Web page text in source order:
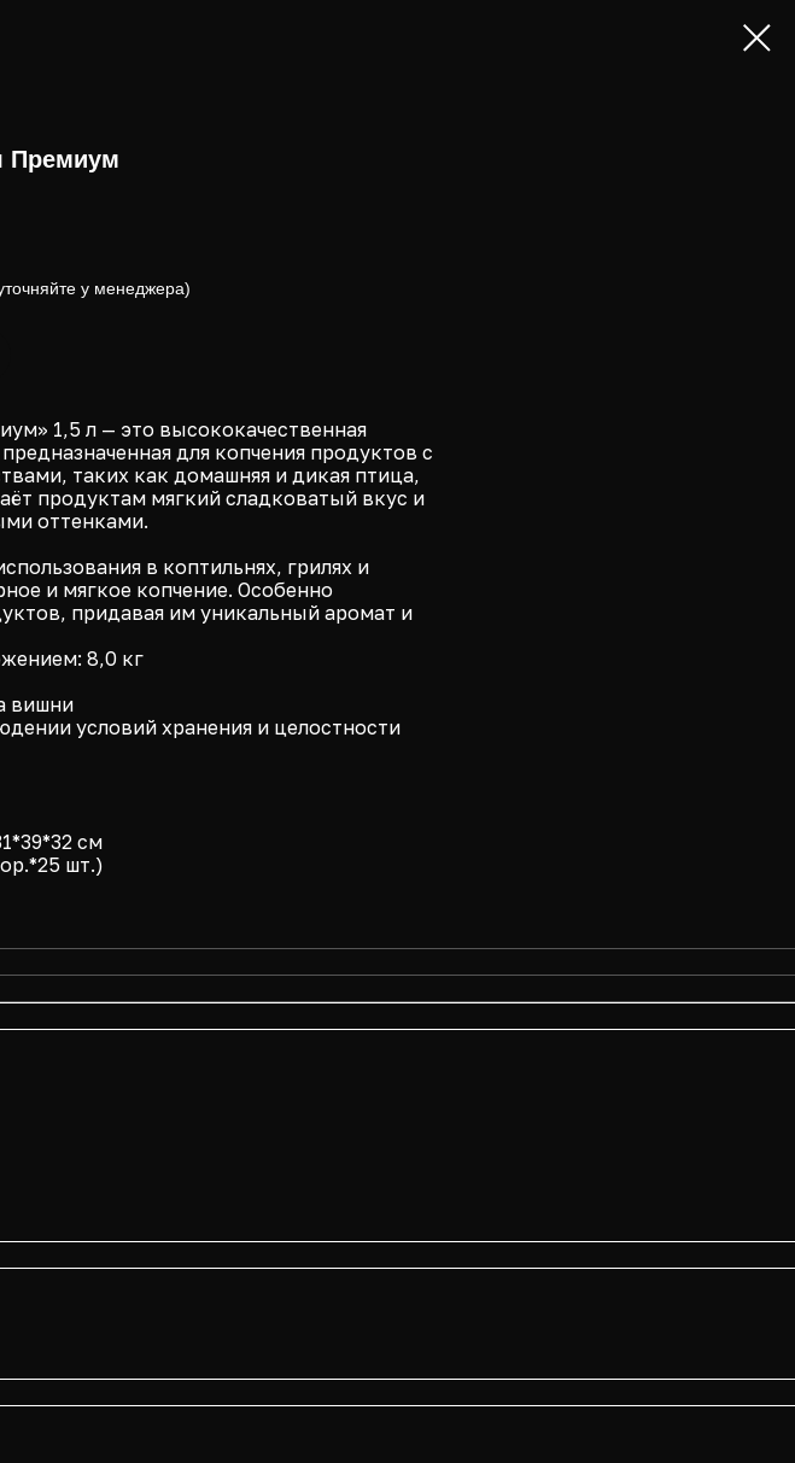
Премиум
1,5 л — это высококачественная
для копчения продуктов с
таких как домашняя и дикая птица,
продуктам мягкий сладковатый вкус и
оттенками.
в коптильнях, грилях и
и мягкое копчение. Особенно
придавая им уникальный аромат и
8,0 кг
вишни
условий хранения и целостности
см
шт.)